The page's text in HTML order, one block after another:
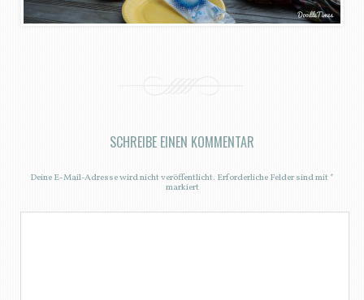
SCHREIBE EINEN KOMMENTAR
Deine E-Mail-Adresse wird nicht veröffentlicht. Erforderliche Felder sind mit*
markiert